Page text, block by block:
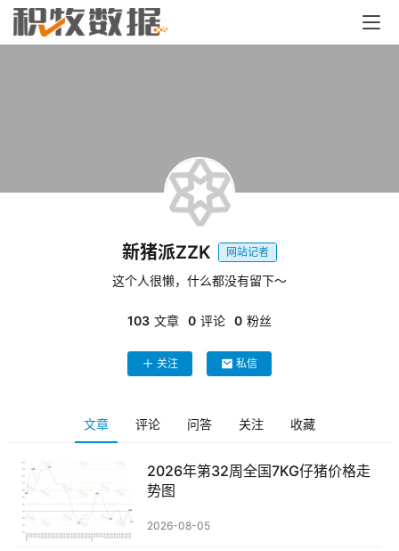
新猪派ZZK 网站记者
这个人很懒，什么都没有留下～
103 文章 0 评论 0 粉丝
关注 私信
文章 评论 问答 关注 收藏
2026年第32周全国7KG仔猪价格走
势图
2026-08-05